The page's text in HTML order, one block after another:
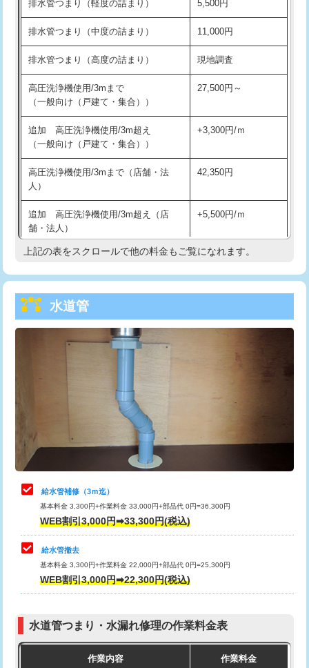
※給水管工事は20mmまでの価格です。
持込商品取付（浄水器・分岐水栓） 16,500円
給水管工事※（ホール加工) 16,500円
給水管工事※（バンド止め) 3,300円
給水管工事※（支持金具設置)
給水管工事※（保温材使用（バンド止
め込み）)
5,500円
給水管工事※（土の掘削・埋め戻し作
業)
11,000円
給水管工事※（塩ビ管（VP・HI）使
用/3ｍまで)
33,000円
給水管工事※（塩ビ管（VP・HI）使
+8,800円
給水管工事※（ライニング鋼管・銅
管・ポリ管・HT管使用/3ｍまで)
給水管工事※（ライニング鋼管・銅
管・ポリ管・HT管使用/3ｍ超え)
排水管工事（土の掘削・埋め戻し作
11,000円~
排水管工事（排水管工事/3ｍまで） 55,000円
排水管工事（追加 排水管工事/3ｍ超
マス交換（土の掘削・埋め戻し作業）
マス交換（深さ50㎝未満）
マス交換（深さ50㎝以上）
コンクリート斫り（厚さ10㎝まで）
排水管つまり（軽度の詰まり） 5,500円
排水管つまり（中度の詰まり） 11,000円
排水管つまり（高度の詰まり） 現地調査
高圧洗浄機使用/3mまで
（一般向け（戸建て・集合））
27,500円～
追加 高圧洗浄機使用/3m超え
（一般向け（戸建て・集合））
+3,300円/ｍ
高圧洗浄機使用/3mまで（店舗・法
人）
42,350円
追加 高圧洗浄機使用/3m超え（店
舗・法人）
+5,500円/ｍ
高度高圧洗浄換 現地調査
トーラー機使用/3mまで
追加トーラー機使用/3m超え
33,000円
8,800円
止水・漏水調査・防水処理・清掃・修
理・調整・分解・加工など（軽作業）
11,000円
止水・漏水調査・防水処理・清掃・修
理・調整・分解・加工など（中作業）
止水・漏水調査・防水処理・清掃・修
理・調整・分解・加工など（重作業）
33,000円
その他部品の脱着
交換・取付（タンク）
式）)
式・ワンホール）)
上記の表をスクロールで他の料金もご覧になれます。
水道管
給水管補修（3ｍ迄）
基本料金 3,300円+作業料金 33,000円+部品代 0円=36,300円
WEB割引3,000円➡33,300円(税込)
給水管撤去
基本料金 3,300円+作業料金 22,000円+部品代 0円=25,300円
WEB割引3,000円➡22,300円(税込)
水道管つまり・水漏れ修理の作業料金表
作業内容 作業料金